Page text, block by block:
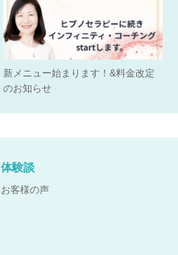
新メニュー始まります！&料金改定
のお知らせ
体験談
お客様の声